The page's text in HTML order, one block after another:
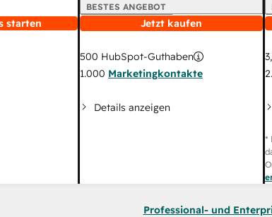
starten
BESTES ANGEBOT
Jetzt kaufen
500 HubSpot-Guthaben
1.000 Marketingkontakte
Details anzeigen
*
Professional- und